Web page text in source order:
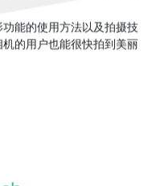
，您是否也遇到过这样的
能的使用方法以及拍摄技
的用户也能很快拍到美丽